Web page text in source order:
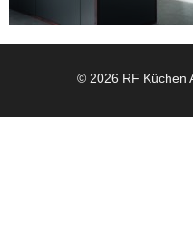
© 2026 RF Küchen